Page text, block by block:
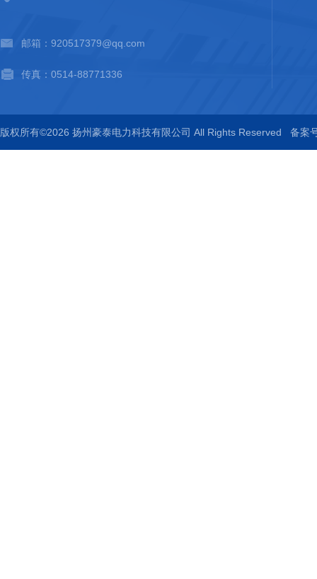
邮箱：920517379@qq.com
传真：0514-88771336
版权所有©2026 扬州豪泰电力科技有限公司 All Rights Reserved 备案